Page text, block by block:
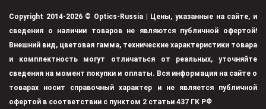
Copyright 2014-2026 © Optics-Russia | Цены, указанные на сайте, и
сведения о наличии товаров не являются публичной офертой!
Внешний вид, цветовая гамма, технические характеристики товара
и комплектность могут отличаться от реальных, уточняйте
сведения на момент покупки и оплаты. Вся информация на сайте о
товарах носит справочный характер и не является публичной
офертой в соответствии с пунктом 2 статьи 437 ГК РФ